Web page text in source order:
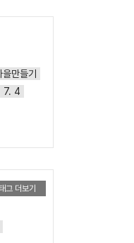
만들기
7. 4
태그 더보기